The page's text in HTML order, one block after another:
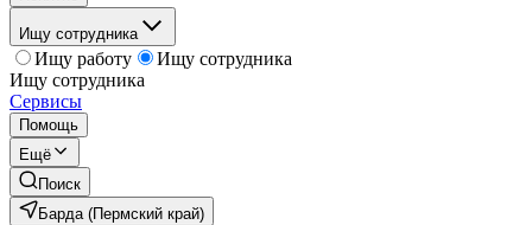
Ищу сотрудника
Ищу работу
Ищу сотрудника
Ищу сотрудника
Сервисы
Помощь
Ещё
Поиск
Барда (Пермский край)